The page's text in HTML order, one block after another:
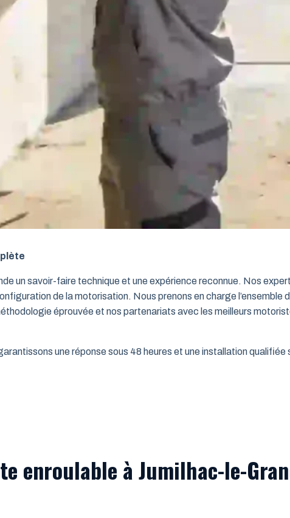
un savoir-faire technique et une expérience reconnue. Nos
de la motorisation. Nous prenons en charge
éprouvée et nos partenariats avec les meilleurs
une réponse sous 48 heures et une installation qualifiée
enroulable à Jumilhac-le-